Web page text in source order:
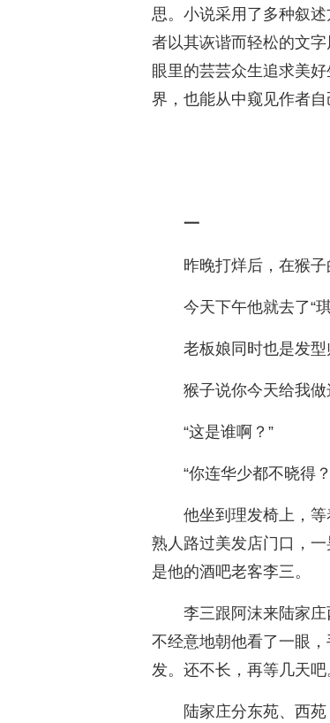
思。小说采用了多种叙
者以其诙谐而轻松的文
眼里的芸芸众生追求美
界，也能从中窥见作者自
一
昨晚打烊后，在猴
今天下午他就去了“
老板娘同时也是发
猴子说你今天给我做
“这是谁啊？”
“你连华少都不晓得
他坐到理发椅上，
熟人路过美发店门口，
是他的酒吧老客李三。
李三跟阿沫来陆家
不经意地朝他看了一眼
发。还不长，再等几天吧
陆家庄分东苑、西